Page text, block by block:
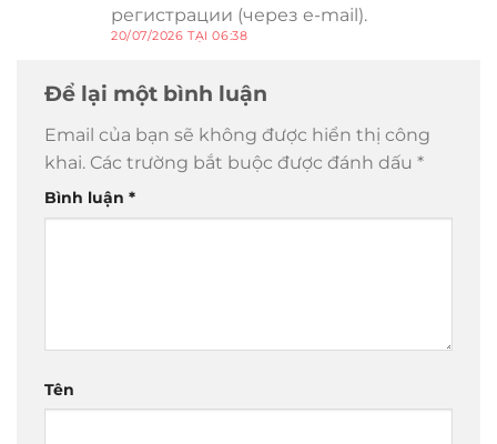
регистрации (через e-mail).
20/07/2026 TẠI 06:38
Để lại một bình luận
Email của bạn sẽ không được hiển thị công
khai. Các trường bắt buộc được đánh dấu *
Bình luận *
Tên